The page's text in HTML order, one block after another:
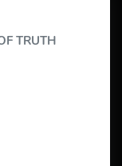
TRUTH